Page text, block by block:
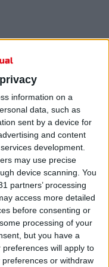
information on a
data, such as
sent by a device for
and content
development.
may use precise
device scanning. You
partners’ processing
access more detailed
before consenting or
processing of your
but you have a
will apply to
or withdraw
Vaiano, e a jovem
a 5ª etapa, de
com o
em 200 francos
O diretor
Manel
decisão surge após
da
após a 1ª etapa.